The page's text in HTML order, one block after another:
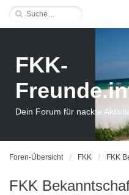
FKK-
Dein Forum für nackte
Foren-Übersicht FKK FKK
FKK